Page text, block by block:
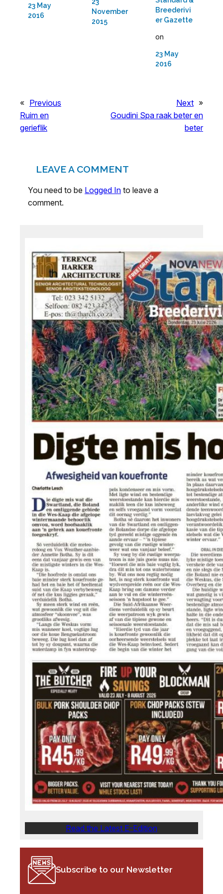
23 May
2016
November
2015
Breederivi
er Gazette
on
23 May
2016
« Previous
Ruim en
gerieflik
Next »
Goudini Spa raak beter en
beter
LEAVE A COMMENT
You need to be Logged In to leave a
comment.
Read the Latest E-Edition
Subscribe to our Newsletter